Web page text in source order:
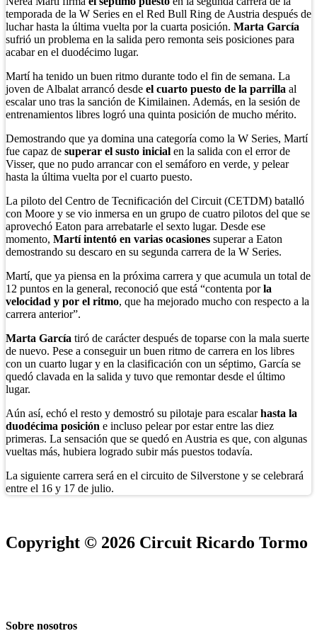
temporada de la W Series en el Red Bull Ring de Austria después de
luchar hasta la última vuelta por la cuarta posición. Marta García
sufrió un problema en la salida pero remonta seis posiciones para
acabar en el duodécimo lugar.
Martí ha tenido un buen ritmo durante todo el fin de semana. La
joven de Albalat arrancó desde el cuarto puesto de la parrilla al
escalar uno tras la sanción de Kimilainen. Además, en la sesión de
entrenamientos libres logró una quinta posición de mucho mérito.
Demostrando que ya domina una categoría como la W Series, Martí
fue capaz de superar el susto inicial en la salida con el error de
Visser, que no pudo arrancar con el semáforo en verde, y pelear
hasta la última vuelta por el cuarto puesto.
La piloto del Centro de Tecnificación del Circuit (CETDM) batalló
con Moore y se vio inmersa en un grupo de cuatro pilotos del que se
aprovechó Eaton para arrebatarle el sexto lugar. Desde ese
momento, Martí intentó en varias ocasiones superar a Eaton
demostrando su descaro en su segunda carrera de la W Series.
Martí, que ya piensa en la próxima carrera y que acumula un total de
12 puntos en la general, reconoció que está “contenta porla
velocidad y por el ritmo, que ha mejorado mucho con respecto a la
carrera anterior”.
Marta García tiró de carácter después de toparse con la mala suerte
de nuevo. Pese a conseguir un buen ritmo de carrera en los libres
con un cuarto lugar y en la clasificación con un séptimo, García se
quedó clavada en la salida y tuvo que remontar desde el último
lugar.
Aún así, echó el resto y demostró su pilotaje para escalarhasta la
duodécima posición e incluso pelear por estar entre las diez
primeras. La sensación que se quedó en Austria es que, con algunas
vueltas más, hubiera logrado subir más puestos todavía.
La siguiente carrera será en el circuito de Silverstone y se celebrará
entre el 16 y 17 de julio.
Copyright © 2026 Circuit Ricardo Tormo
Sobre nosotros